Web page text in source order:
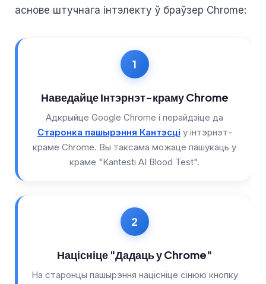
аснове штучнага інтэлекту ў браўзер Chrome:
Наведайце Інтэрнэт-краму Chrome
Адкрыйце Google Chrome і перайдзіце да
Старонка пашырэння Кантэсці у інтэрнэт-
краме Chrome. Вы таксама можаце пашукаць у
краме "Kantesti AI Blood Test".
Націсніце "Дадаць у Chrome"
На старонцы пашырэння націсніце сінюю кнопку
ဗမာစာ
ភាសាខ្មែរ
Català
Қазақ тілі
Suomi
Hrvatski
සිංහල